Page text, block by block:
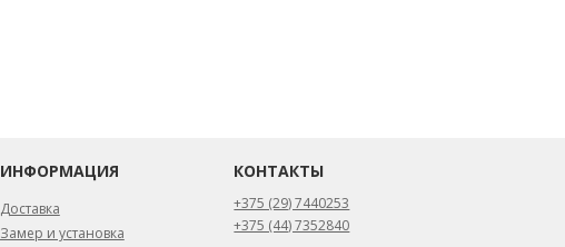
ИНФОРМАЦИЯ
Доставка
Замер и установка
КОНТАКТЫ
+375 (29) 7440253
+375 (44) 7352840